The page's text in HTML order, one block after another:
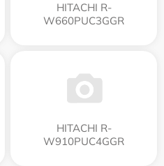
HITACHI R-
W660PUC3GGR
HITACHI R-
W910PUC4GGR